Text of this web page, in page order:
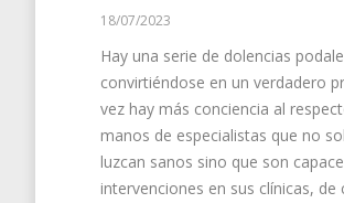
18/07/2023
Hay una serie de dolencias
convirtiéndose en un verdadero
vez hay más conciencia al
manos de especialistas que no
luzcan sanos sino que son
intervenciones en sus clínicas,